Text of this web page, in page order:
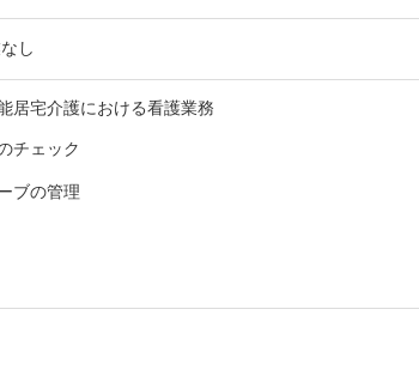
し
居宅介護における看護業務
チェック
ブの管理